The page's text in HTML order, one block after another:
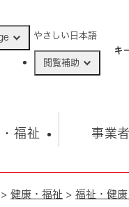
やさしい日本語
閲覧補助
キ
子育て
福祉
祉・健康・生活
事業者
入札
観光
市の概要
> 健康・福祉 > 福祉・健